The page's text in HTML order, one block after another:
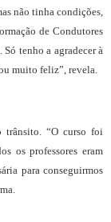
não tinha condições,
de Condutores
tenho a agradecer à
muito feliz”, revela.
trânsito. “O curso foi
os professores eram
para conseguirmos